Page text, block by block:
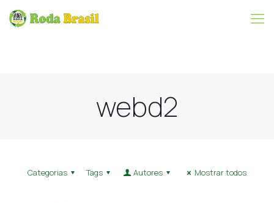
webd2
Categorias Tags Autores Mostrar todos